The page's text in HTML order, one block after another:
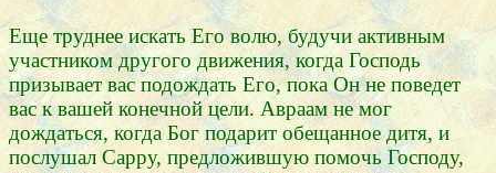
Еще труднее искать Его волю, будучи активным
участником другого движения, когда Господь
призывает вас подождать Его, пока Он не поведет
вас к вашей конечной цели. Авраам не мог
дождаться, когда Бог подарит обещанное дитя, и
послушал Сарру, предложившую помочь Господу,